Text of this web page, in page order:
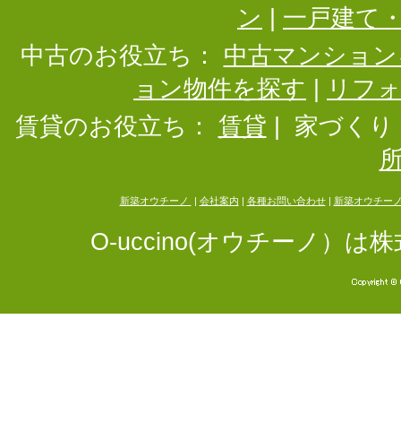
ン
一戸建て
中古のお役立ち：
中古マンショ
ョン物件を探す
リフ
賃貸のお役立ち：
賃貸
家づくり
新築オウチーノ 会社案内 各種お問い合わせ| 新築オウチー
O-uccino(オウチーノ）は